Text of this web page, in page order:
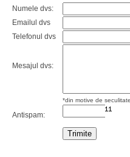
Numele dvs:
Emailul dvs
Telefonul dvs
Mesajul dvs:
*din motive de
Antispam: